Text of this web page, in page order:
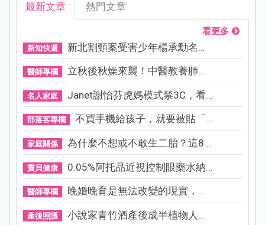
最新文章 熱門文章
看更多
新知快遞 新北割頸案受害少年楊承勳名...
醫師專欄 立秋後秋燥來襲！中醫教養肺...
名人家庭 Janet謝怡芬虎媽模式禁3C，看...
部落客專欄 不買手機給孩子，就要被貼「...
家庭關係 為什麼不想或不敢生二胎？這8...
寶貝健康 0.05%阿托品近視控制眼藥水納...
醫師專欄 晚婚晚育是無法改變的現實，...
產後照護 小說家青竹酒產後成半植物人...